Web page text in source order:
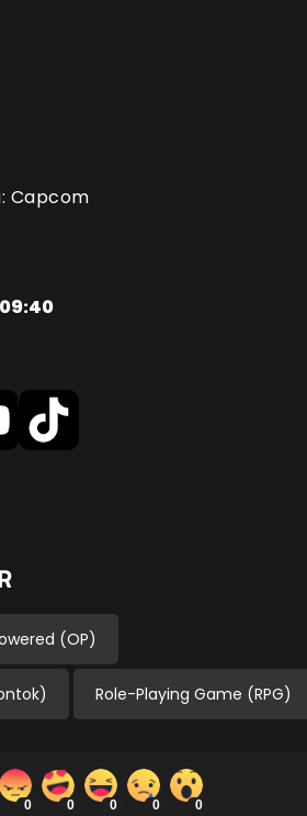
Capcom
(OP)
Role-Playing Game (RPG)
0 0 0 0 0